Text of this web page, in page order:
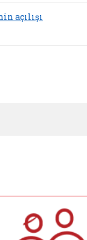
açılışı